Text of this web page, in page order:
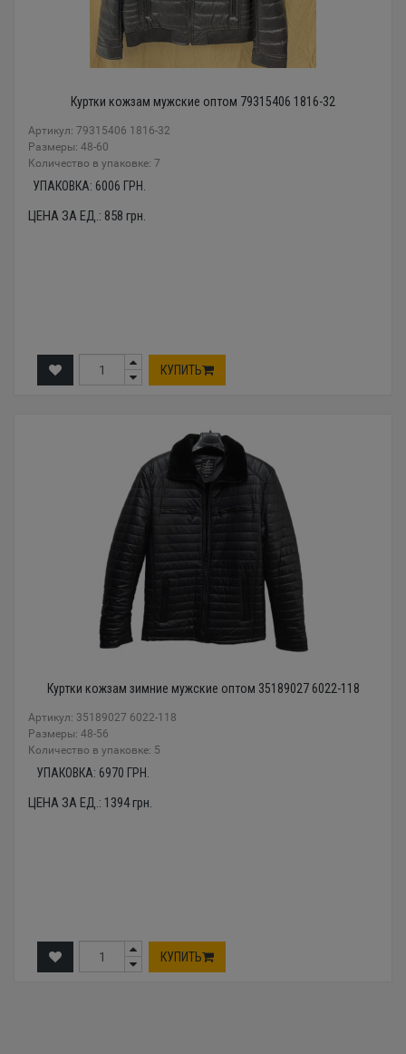
Куртки кожзам мужские оптом 79315406 1816-32
Артикул: 79315406 1816-32
Размеры: 48-60
Количество в упаковке: 7
УПАКОВКА: 6006 ГРН.
ЦЕНА ЗА ЕД.: 858 грн.
КУПИТЬ
Куртки кожзам зимние мужские оптом 35189027 6022-118
Артикул: 35189027 6022-118
Размеры: 48-56
Количество в упаковке: 5
УПАКОВКА: 6970 ГРН.
ЦЕНА ЗА ЕД.: 1394грн.
КУПИТЬ